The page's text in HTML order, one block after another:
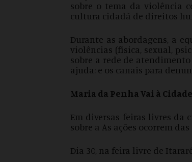
sobre o tema da violência
cultura cidadã de direitos
Durante as abordagens, a
violências (física, sexual,
sobre a rede de
ajuda; e os canais para
Maria da Penha Vai à Cidade
Em diversas feiras livres da
sobre a As ações ocorrem das
Dia 30, na feira livre de